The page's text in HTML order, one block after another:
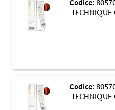
Codice:
TECHNIQUE
Codice:
TECHNIQUE